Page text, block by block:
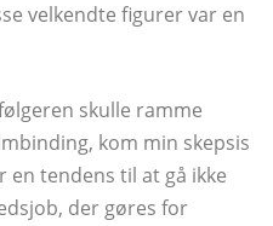
velkendte figurer var en
skulle ramme
kom min skepsis
en tendens til at gå ikke
der gøres for